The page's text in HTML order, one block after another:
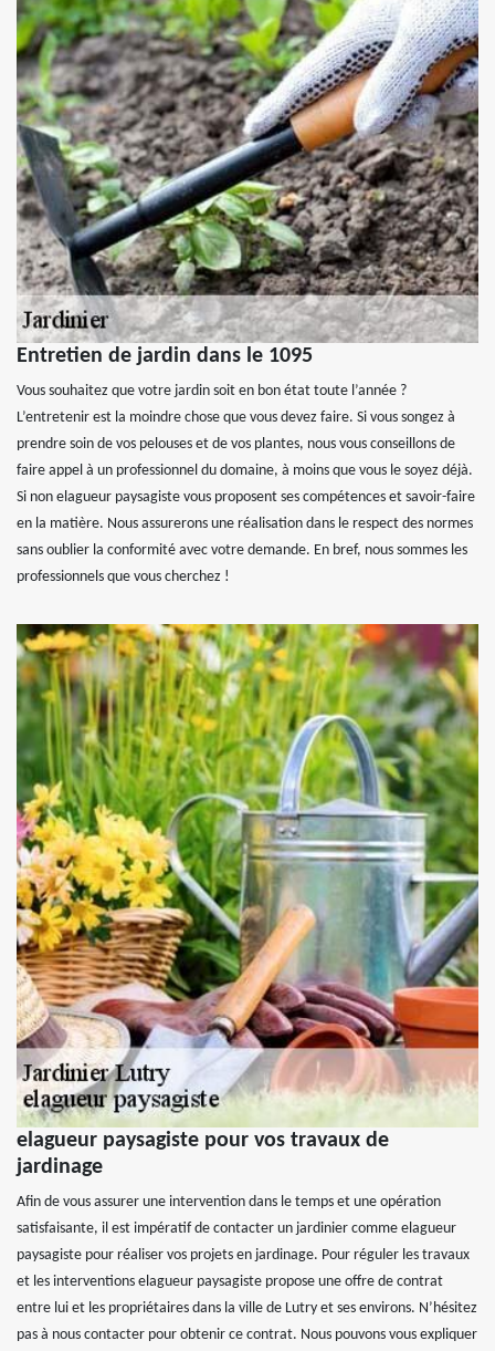
Entretien de jardin dans le 1095
Vous souhaitez que votre jardin soit en bon état toute l’année ?
L’entretenir est la moindre chose que vous devez faire. Si vous songez à
prendre soin de vos pelouses et de vos plantes, nous vous conseillons de
faire appel à un professionnel du domaine, à moins que vous le soyez déjà.
Si non elagueur paysagiste vous proposent ses compétences et savoir-faire
en la matière. Nous assurerons une réalisation dans le respect des normes
sans oublier la conformité avec votre demande. En bref, nous sommes les
professionnels que vous cherchez !
elagueur paysagiste pour vos travaux de
jardinage
Afin de vous assurer une intervention dans le temps et une opération
satisfaisante, il est impératif de contacter un jardinier comme elagueur
paysagiste pour réaliser vos projets en jardinage. Pour réguler les travaux
et les interventions elagueur paysagiste propose une offre de contrat
entre lui et les propriétaires dans la ville de Lutry et ses environs. N’hésitez
pas à nous contacter pour obtenir ce contrat. Nous pouvons vous expliquer